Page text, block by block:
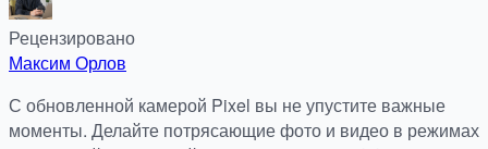
Рецензировано
Максим Орлов
С обновленной камерой Pixel вы не упустите важные
моменты. Делайте потрясающие фото и видео в режимах